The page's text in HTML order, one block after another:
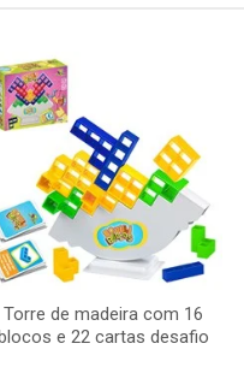
Torre de madeira com 16
e 22 cartas desafio